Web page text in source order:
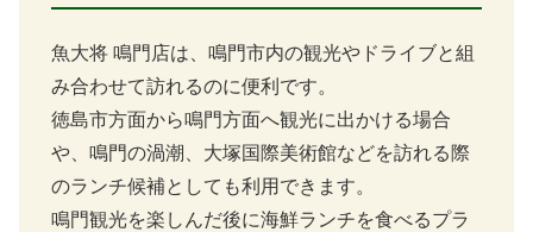
魚大将 鳴門店は、鳴門市内の観光やドライブと組
み合わせて訪れるのに便利です。
徳島市方面から鳴門方面へ観光に出かける場合
や、鳴門の渦潮、大塚国際美術館などを訪れる際
のランチ候補としても利用できます。
鳴門観光を楽しんだ後に海鮮ランチを食べるプラ